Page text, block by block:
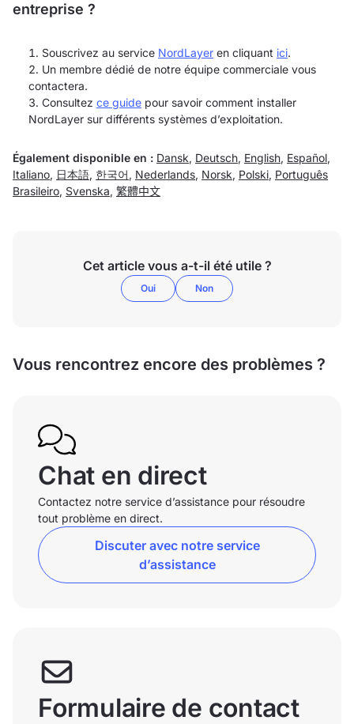
entreprise ?
Souscrivez au service NordLayer en cliquant ici.
Un membre dédié de notre équipe commerciale vous
contactera.
Consultez ce guide pour savoir comment installer
NordLayer sur différents systèmes d’exploitation.
Également disponible en : Dansk, Deutsch, English, Español,
Italiano, 日本語, 한국어 , Nederlands, Norsk, Polski, Português
Brasileiro, Svenska, 繁體中文
Cet article vous a-t-il été utile ?
Oui Non
Vous rencontrez encore des problèmes ?
Chat en direct
Contactez notre service d’assistance pour résoudre
tout problème en direct.
Discuter avec notre service
d’assistance
Formulaire de contact